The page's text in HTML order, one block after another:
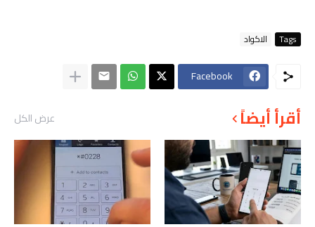
Tags الاكواد
Facebook
أقرأ أيضاً عرض الكل